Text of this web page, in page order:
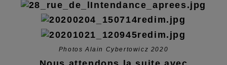
Photos Alain Cybertowicz 2020